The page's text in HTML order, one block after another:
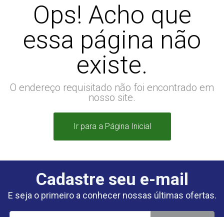
Ops! Acho que
essa página não
existe.
O endereço requisitado não foi encontrado em
nosso site.
Ir para a Página Inicial
Cadastre seu e-mail
E seja o primeiro a conhecer nossas últimas ofertas.